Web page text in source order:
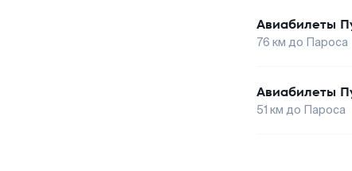
Авиабилеты
76 км до Пароса
Авиабилеты
51 км до Пароса